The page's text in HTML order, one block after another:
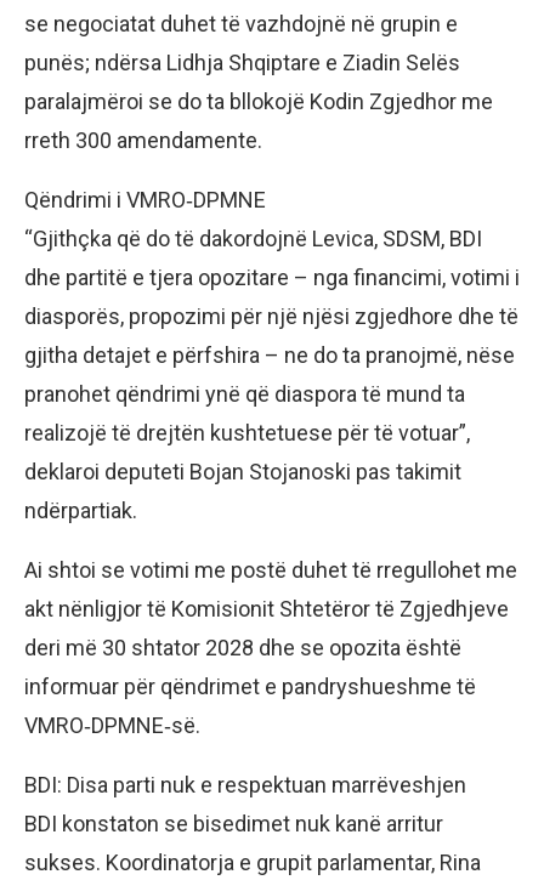
se negociatat duhet të vazhdojnë në grupin e
punës; ndërsa Lidhja Shqiptare e Ziadin Selës
paralajmëroi se do ta bllokojë Kodin Zgjedhor me
rreth 300 amendamente.
Qëndrimi i VMRO‑DPMNE
“Gjithçka që do të dakordojnë Levica, SDSM, BDI
dhe partitë e tjera opozitare – nga financimi, votimi i
diasporës, propozimi për një njësi zgjedhore dhe të
gjitha detajet e përfshira – ne do ta pranojmë, nëse
pranohet qëndrimi ynë që diaspora të mund ta
realizojë të drejtën kushtetuese për të votuar”,
deklaroi deputeti Bojan Stojanoski pas takimit
ndërpartiak.
Ai shtoi se votimi me postë duhet të rregullohet me
akt nënligjor të Komisionit Shtetëror të Zgjedhjeve
deri më 30 shtator 2028 dhe se opozita është
informuar për qëndrimet e pandryshueshme të
VMRO‑DPMNE‑së.
BDI: Disa parti nuk e respektuan marrëveshjen
BDI konstaton se bisedimet nuk kanë arritur
sukses. Koordinatorja e grupit parlamentar, Rina